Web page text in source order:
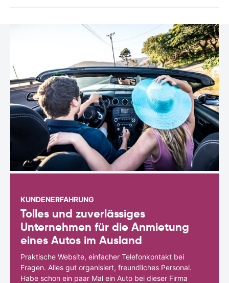
KUNDENERFAHRUNG
Tolles und zuverlässiges
Unternehmen für die Anmietung
eines Autos im Ausland
Praktische Website, einfacher Telefonkontakt bei
Fragen. Alles gut organisiert, freundliches Personal.
Habe schon ein paar Mal ein Auto bei dieser Firma